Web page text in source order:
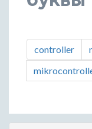
controller